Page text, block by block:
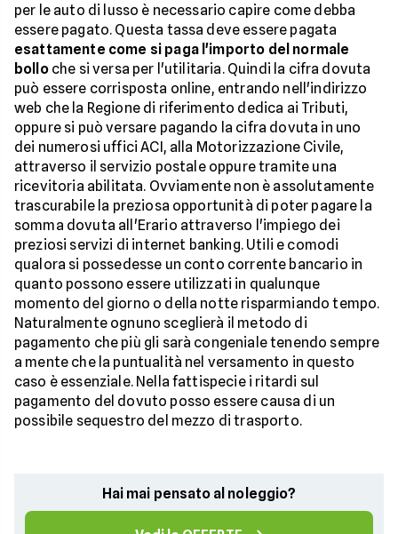
per le auto di lusso è necessario capire come debba
essere pagato. Questa tassa deve essere pagata
esattamente come si paga l'importo del normale
bolloche si versa per l'utilitaria. Quindi la cifra dovuta
può essere corrisposta online, entrando nell'indirizzo
web che la Regione di riferimento dedica ai Tributi,
oppure si può versare pagando la cifra dovuta in uno
dei numerosi uffici ACI, alla Motorizzazione Civile,
attraverso il servizio postale oppure tramite una
ricevitoria abilitata. Ovviamente non è assolutamente
trascurabile la preziosa opportunità di poter pagare la
somma dovuta all'Erario attraverso l'impiego dei
preziosi servizi di internet banking. Utili e comodi
qualora si possedesse un conto corrente bancario in
quanto possono essere utilizzati in qualunque
momento del giorno o della notte risparmiando tempo.
Naturalmente ognuno sceglierà il metodo di
pagamento che più gli sarà congeniale tenendo sempre
a mente che la puntualità nel versamento in questo
caso è essenziale. Nella fattispecie i ritardi sul
pagamento del dovuto posso essere causa di un
possibile sequestro del mezzo di trasporto.
Hai mai pensato al noleggio?